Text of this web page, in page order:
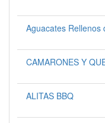
Aguacates Rellenos
CAMARONES Y
ALITAS BBQ